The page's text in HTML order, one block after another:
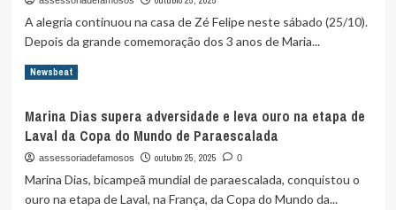
primeiro
título
na
C
e
garante
vaga
na
Série
A alegria continuou na casa de Zé Felipe neste sábado (25/10).
Depois da grande comemoração dos 3 anos de Maria...
Read MoreRead
more
Zé
Felipe
promove
na
piscina
Newsbeat
Marina Dias supera adversidade e leva ouro na etapa de
Laval da Copa do Mundo de Paraescalada
assessoriadefamosos outubro 25, 2025 0
Marina Dias, bicampeã mundial de paraescalada, conquistou o
ouro na etapa de Laval, na França, da Copa do Mundo da...